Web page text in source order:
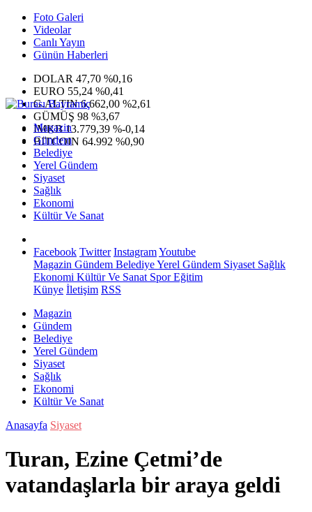
Foto Galeri
Videolar
Canlı Yayın
Günün Haberleri
DOLAR 47,70 %0,16
EURO 55,24 %0,41
G.ALTIN6.662,00 %2,61
GÜMÜŞ 98 %3,67
IMKB13.779,39 %-0,14
BITCOIN 64.992 %0,90
Magazin
Gündem
Belediye
Yerel Gündem
Siyaset
Sağlık
Ekonomi
Kültür Ve Sanat
Facebook Twitter InstagramYoutube
Magazin Gündem BelediyeYerel Gündem Siyaset Sağlık
Ekonomi Kültür Ve Sanat SporEğitim
Künye İletişim RSS
Magazin
Gündem
Belediye
Yerel Gündem
Siyaset
Sağlık
Ekonomi
Kültür Ve Sanat
Anasayfa Siyaset
Turan, Ezine Çetmi’de
vatandaşlarla bir araya geldi